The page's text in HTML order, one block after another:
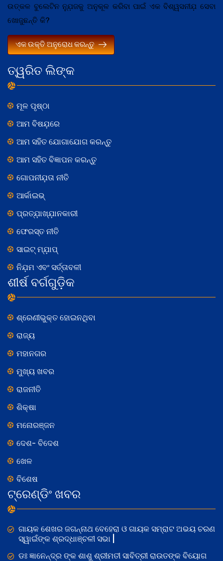
ତ୍ୱରିତ ଲିଙ୍କ
ମୂଳ ପୃଷ୍ଠା
ଆମ ବିଷଯ଼ରେ
ଆମ ସହିତ ଯୋଗାଯୋଗ କରନ୍ତୁ
ଆମ ସହିତ ବିଜ୍ଞାପନ କରନ୍ତୁ
ଗୋପନୀଯ଼ତା ନୀତି
ଆର୍କାଇଭ୍
ପ୍ରତ୍ଯ଼ାଖ୍ଯ଼ାନକାରୀ
ଫେରସ୍ତ ନୀତି
ସାଇଟ୍ ମ୍ଯ଼ାପ୍
ନିଯ଼ମ ଏବଂ ସର୍ତ୍ତାବଳୀ
ଶୀର୍ଷ ବର୍ଗଗୁଡ଼ିକ
ଶ୍ରେଣୀଭୁକ୍ତ ହୋଇନଥିବା
ରାଜ୍ୟ
ମହାନଗର
ମୁଖ୍ୟ ଖବର
ରାଜନୀତି
ଶିକ୍ଷା
ମନୋରଞ୍ଜନ
ଦେଶ- ବିଦେଶ
ଖେଳ
ବିଶେଷ
ଟ୍ରେଣ୍ଡିଂ ଖବର
ଗାୟକ ଶେଖର ଜଗନ୍ନାଥ ବେହେରା ଓ ଗାୟକ ସମ୍ରାଟ ଅଭୟ ଚରଣ
ସ୍ୱାଇଁଙ୍କ ଶ୍ରଦ୍ଧାଞ୍ଚଳୀ ସଭା |
ଡଃ ଜ୍ଞାନେନ୍ଦ୍ର ଙ୍କ ଶାଶୁ ଶ୍ରୀମତୀ ସାବିତ୍ରୀ ରାଉତଙ୍କ ବିୟୋଗ
ଉତ୍କଳ ବୁଲେଟିନ ନ୍ଯ଼ୁଜକୁ ଅନୁକୂଳ କରିବା ପାଇଁ ଏକ ବିଶ୍ୱସନୀଯ଼ ସେବା
ଖୋଜୁଛନ୍ତି କି?
ଏକ ଉକ୍ତି ଅନୁରୋଧ କରନ୍ତୁ